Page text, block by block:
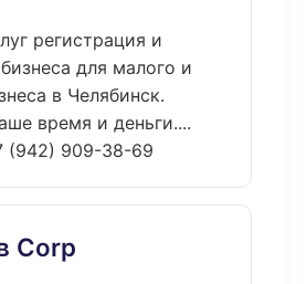
регистрация и
для малого и
в Челябинск.
время и деньги....
(942) 909-38-69
Corp